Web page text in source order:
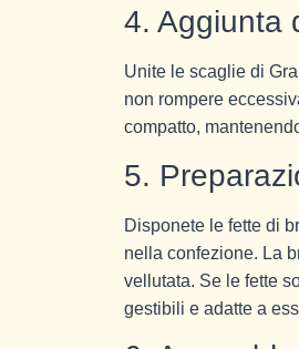
4. Aggiunta
Unite le scaglie di
non rompere
compatto,
5.
Disponete le fette di
nella confezione. La
vellutata. Se le fette
gestibili e adatte a